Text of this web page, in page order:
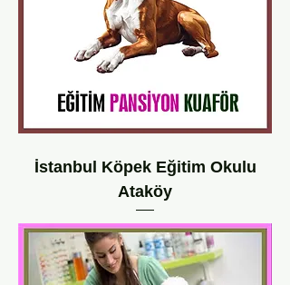
İstanbul Köpek Eğitim Okulu
Ataköy